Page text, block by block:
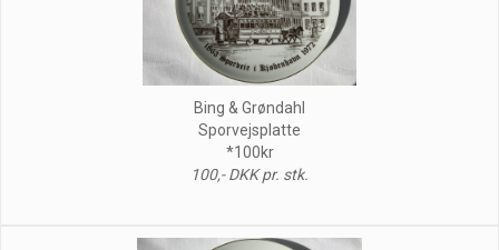
Bing & Grøndahl
Sporvejsplatte
*100kr
100,- DKK pr. stk.